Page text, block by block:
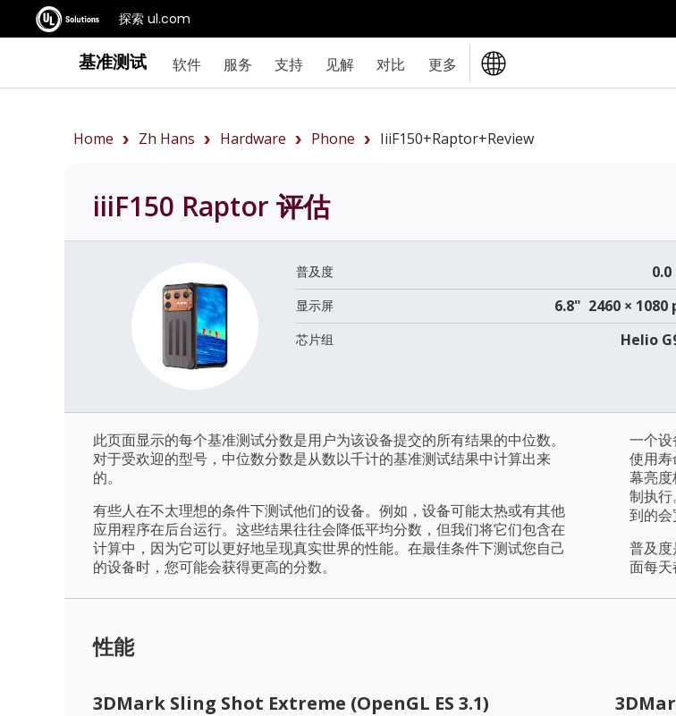
探索 ul.com
基准测试 软件 服务 支持 见解 对比 更多
Home Zh Hans Hardware Phone IiiF150+Raptor+review
iiiF150 Raptor 评估
普及度 0.0
显示屏 6.8" 2460 × 1080
芯片组 Helio
此页面显示的每个基准测试分数是用户为该设备提交的所有结果的中位数。
对于受欢迎的型号，中位数分数是从数以千计的基准测试结果中计算出来
的。
有些人在不太理想的条件下测试他们的设备。例如，设备可能太热或有其他
应用程序在后台运行。这些结果往往会降低平均分数，但我们将它们包含在
计算中，因为它可以更好地呈现真实世界的性能。在最佳条件下测试您自己
的设备时，您可能会获得更高的分数。
一个
使用
幕亮
制执
到的会
普及
面每天
性能
3DMark Sling Shot Extreme (OpenGL ES 3.1)